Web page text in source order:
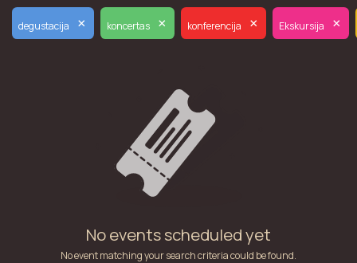
degustacija × koncertas × konferencija × Ekskursija ×
No events scheduled yet
No event matching your search criteria could be found.